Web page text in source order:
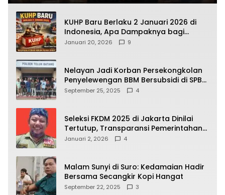
KUHP Baru Berlaku 2 Januari 2026 di
Indonesia, Apa Dampaknya bagi
Kehidupan Warga? Ini Aturan Kunci
Januari 20, 2026 9
Nelayan Jadi Korban Persekongkolan
Penyelewengan BBM Bersubsidi di SPBU
64.78809 Teluk Batang
September 25, 2025 4
Seleksi FKDM 2025 di Jakarta Dinilai
Tertutup, Transparansi Pemerintahan
Pramono–Rano Dipertanyakan
Januari 2, 2026 4
Malam Sunyi di Suro: Kedamaian Hadir
Bersama Secangkir Kopi Hangat
September 22, 2025 3